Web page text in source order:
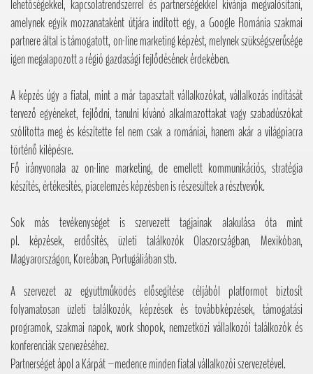
lehetőségekkel, kapcsolatrendszerrel és partnerségekkel kívánja megvalósítani,
amelynek egyik mozzanataként útjára indított egy, a Google Románia szakmai
partnere által is támogatott, on-line marketing képzést, melynek szükségszerűsége
igen megalapozott a régió gazdasági fejlődésének érdekében.
A képzés úgy a fiatal, mint a már tapasztalt vállalkozókat, vállalkozás indítását
tervező egyéneket, fejlődni, tanulni kívánó alkalmazottakat vagy szabadúszókat
szólította meg és készítette fel nem csak a romániai, hanem akár a világpiacra
történő kilépésre.
Fő irányvonala az on-line marketing, de emellett kommunikációs, stratégia
készítés, értékesítés, piacelemzés képzésben is részesültek a résztvevők.
Sok más tevékenységet is szervezett tagjainak alakulása óta mint
pl. képzések, erdősítés, üzleti találkozók Olaszországban, Mexikóban,
Magyarországon, Koreában, Portugáliában stb.
A szervezet az együttműködés elősegítése céljából platformot biztosít
folyamatosan üzleti találkozók, képzések és továbbképzések, támogatási
programok, szakmai napok, work shopok, nemzetközi vállalkozói találkozók és
konferenciák szervezéséhez.
Partnerséget ápol a Kárpát –medence minden fiatal vállalkozói szervezetével.